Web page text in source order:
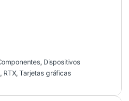
, Dispositivos
, RTX,Tarjetas gráficas